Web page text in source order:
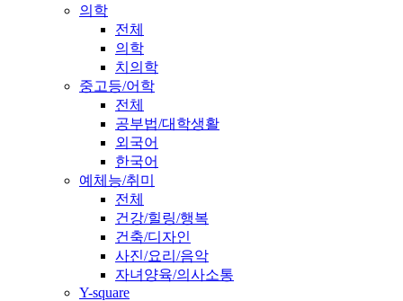
의학
전체
의학
치의학
중고등/어학
전체
공부법/대학생활
외국어
한국어
예체능/취미
전체
건강/힐링/행복
건축/디자인
사진/요리/음악
자녀양육/의사소통
Y-square